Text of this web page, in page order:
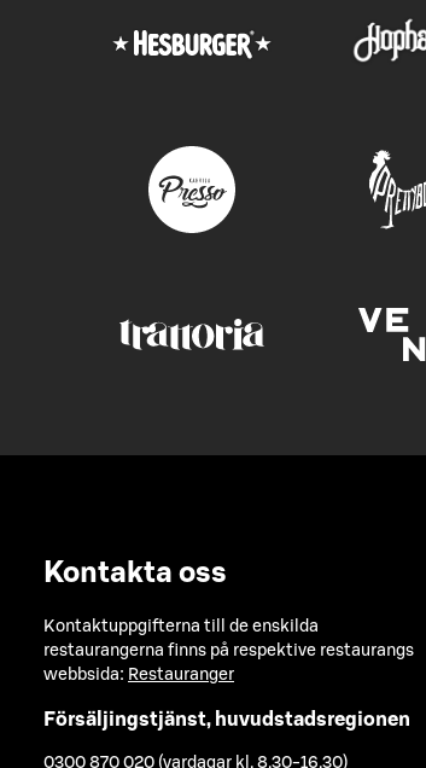
Kontakta oss
Kontaktuppgifterna till de enskilda
restaurangerna finns på respektive restaurangs
webbsida: Restauranger
Försäljingstjänst, huvudstadsregionen
0300 870 020 (vardagar kl. 8.30-16.30)